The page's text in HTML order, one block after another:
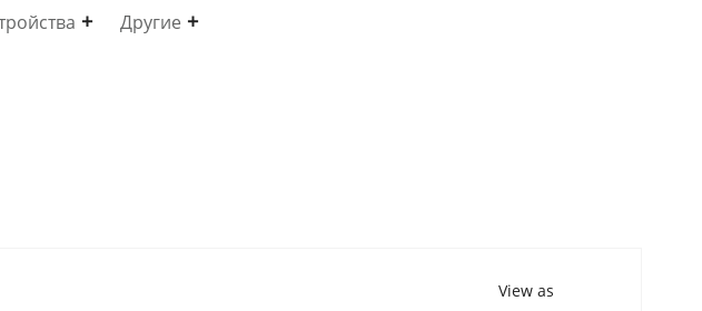
Другие
View as